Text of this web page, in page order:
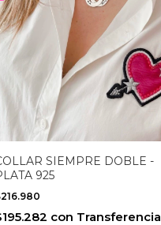
SIEMPRE DOBLE -
925
con Transferencia